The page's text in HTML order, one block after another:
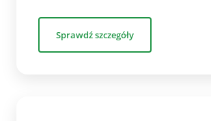
Sprawdź szczegóły